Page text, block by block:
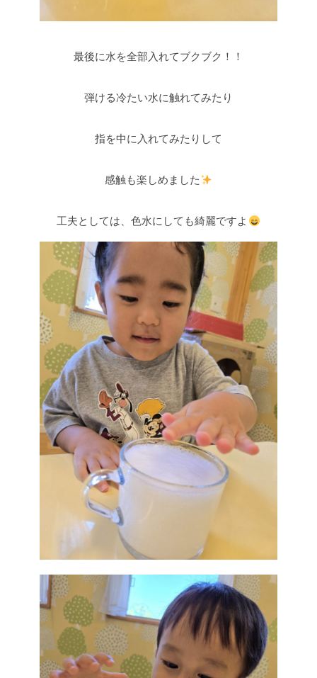
最後に水を全部入れてブクブク！！
弾ける冷たい水に触れてみたり
指を中に入れてみたりして
感触も楽しめました
工夫としては、色水にしても綺麗ですよ